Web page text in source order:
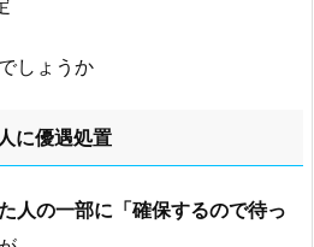
しょうか
に優遇処置
人の一部に「確保するので待っ